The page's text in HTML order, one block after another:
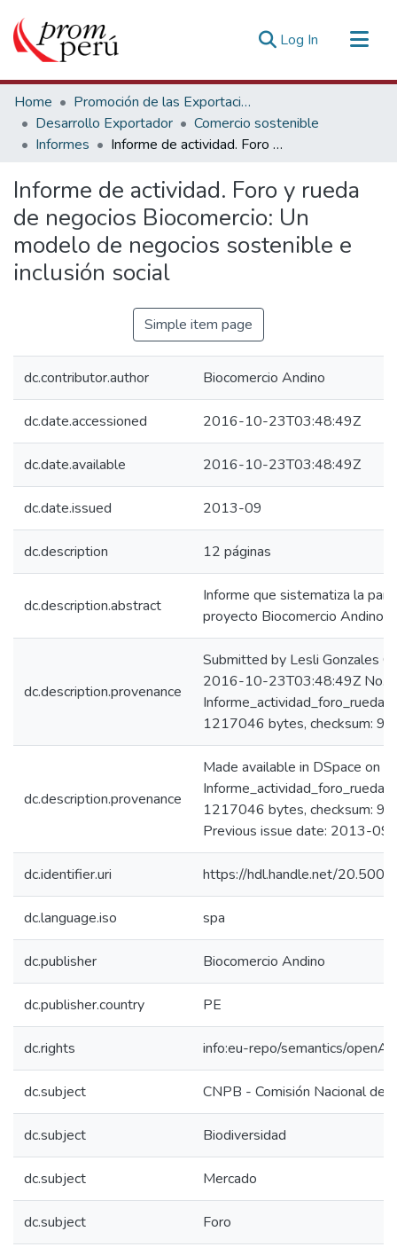
Log In (current)
Communities & Collections
All of DSpace
Statistics
Home
Promoción de las Exportaciones
Desarrollo Exportador
Comercio sostenible
Informes
Informe de actividad. Foro y rueda de negocios Biocomercio: Un modelo de negocios sostenible e inclusión social
Informe de actividad. Foro y rueda
de negocios Biocomercio: Un
modelo de negocios sostenible e
inclusión social
Simple item page
dc.contributor.author Biocomercio Andino
dc.date.accessioned 2016-10-23T03:48:49Z
dc.date.available 2016-10-23T03:48:49Z
dc.date.issued 2013-09
dc.description 12 páginas
dc.description.abstract
Informe que sistematiza la
proyecto Biocomercio Andino
dc.description.provenance
Submitted by Lesli Gonzales
2016-10-23T03:48:49Z No.
1217046 bytes, checksum:
dc.description.provenance
Made available in DSpace on
1217046 bytes, checksum:
Previous issue date: 2013-09
dc.identifier.uri https://hdl.handle.net/
dc.language.iso spa
dc.publisher Biocomercio Andino
dc.publisher.country PE
dc.rights info:eu-repo/semantics/
dc.subject CNPB - Comisión Nacional de
dc.subject Biodiversidad
dc.subject Mercado
dc.subject Foro